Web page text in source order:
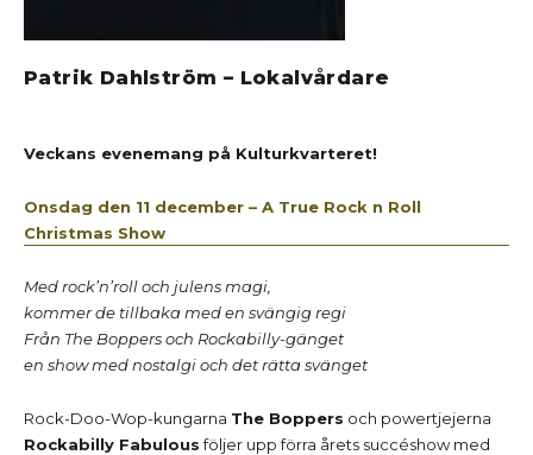
Patrik Dahlström – Lokalvårdare
Veckans evenemang på Kulturkvarteret!
Onsdag den 11 december – A True Rock n Roll
Christmas Show
Med rock’n’roll och julens magi,
kommer de tillbaka med en svängig regi
Från The Boppers och Rockabilly-gänget
en show med nostalgi och det rätta svänget
Rock-Doo-Wop-kungarna The Boppers och powertjejerna
Rockabilly Fabulousföljer upp förra årets succéshow med